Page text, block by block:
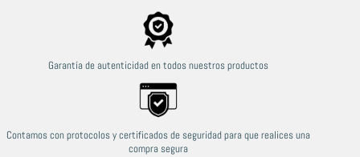
Garantía de autenticidad en todos nuestros productos
Contamos con protocolos y certificados de seguridad para que realices una
compra segura